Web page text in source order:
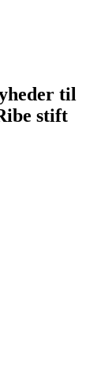
til
stift